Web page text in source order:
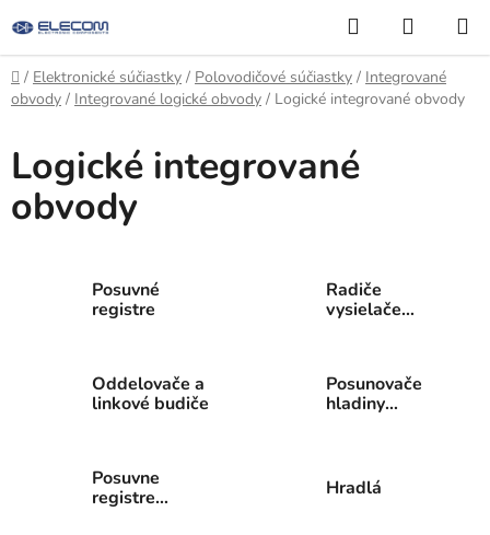
na
obsah
Hľadať
KOŠÍK
Domov
/ Elektronické súčiastky / Polovodičové súčiastky / Integrované
obvody / Integrované logické obvody / Logické integrované obvody
Logické integrované
obvody
Posuvné
registre
Radiče
vysielače
Oddelovače a
linkové budiče
Posunovače
hladiny
Posuvne
registre
Hradlá